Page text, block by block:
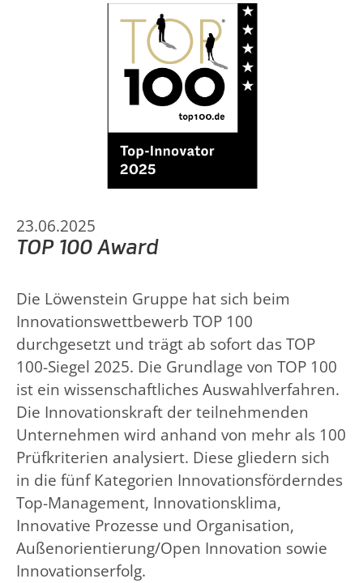
23.06.2025
TOP 100 Award
Die Löwenstein Gruppe hat sich beim
Innovationswettbewerb TOP 100
durchgesetzt und trägt ab sofort das TOP
100-Siegel 2025. Die Grundlage von TOP 100
ist ein wissenschaftliches Auswahlverfahren.
Die Innovationskraft der teilnehmenden
Unternehmen wird anhand von mehr als 100
Prüfkriterien analysiert. Diese gliedern sich
in die fünf Kategorien Innovationsförderndes
Top-Management, Innovationsklima,
Innovative Prozesse und Organisation,
Außenorientierung/Open Innovation sowie
Innovationserfolg.